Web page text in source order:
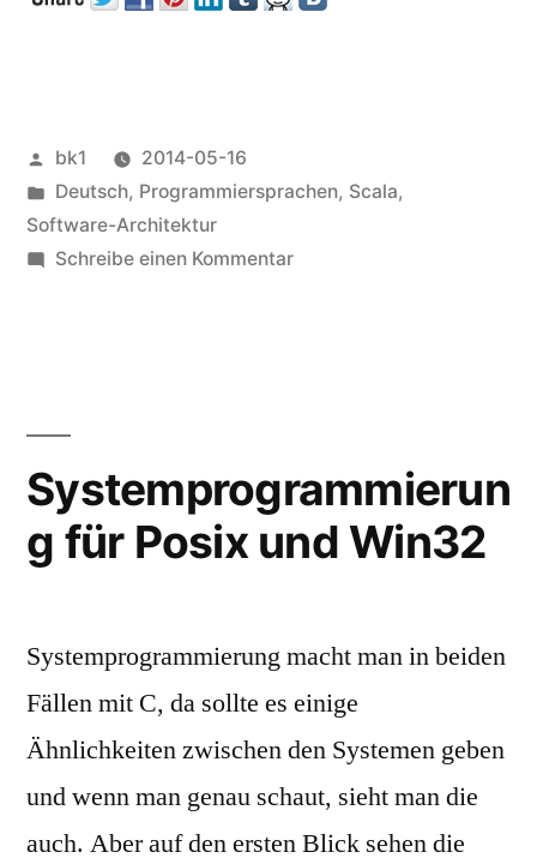
Veröffentlicht
von
bk1
2014-05-16
Veröffentlicht
unter
Deutsch, Programmiersprachen, Scala,
Software-Architektur
Schreibe einen Kommentarzu
Systemprogrammierun
g für Posix und Win32
Systemprogrammierung macht man in beiden
Fällen mit C, da sollte es einige
Ähnlichkeiten zwischen den Systemen geben
und wenn man genau schaut, sieht man die
auch. Aber auf den ersten Blick sehen die